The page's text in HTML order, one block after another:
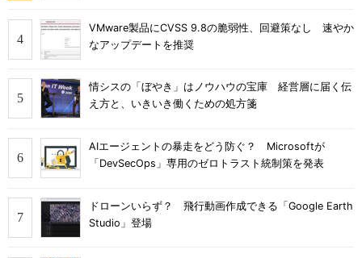
VMware製品にCVSS 9.8の脆弱性、回避策なし 速やか
なアップデートを推奨
情シスの「ぼやき」はノウハウの宝庫 経営層に届く伝
え方と、いきいき働くための処方箋
AIエージェントの暴走をどう防ぐ？ Microsoftが
「DevSecOps」専用のゼロトラスト統制策を発表
ドローンいらず？ 飛行動画作成できる「Google Earth
Studio」登場